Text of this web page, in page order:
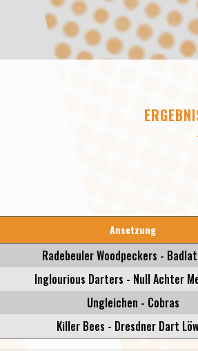
Ansetzung
Radebeuler Woodpeckers -
Inglourious Darters - Null Achter
Ungleichen - Cobras
Killer Bees - Dresdner Dart